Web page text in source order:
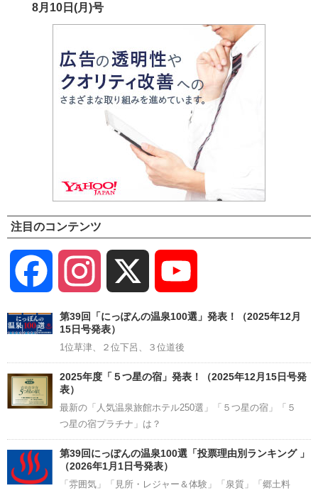
8月10日(月)号
注目のコンテンツ
Facebook Instagram
Channel
第39回「にっぽんの温泉100選」発表！（2025年12月
15日号発表）
1位草津、２位下呂、３位道後
2025年度「５つ星の宿」発表！（2025年12月15日号発
表）
最新の「人気温泉旅館ホテル250選」「５つ星の宿」「５
つ星の宿プラチナ」は？
第39回にっぽんの温泉100選「投票理由別ランキング 」
（2026年1月1日号発表）
「雰囲気」「見所・レジャー＆体験」「泉質」「郷土料